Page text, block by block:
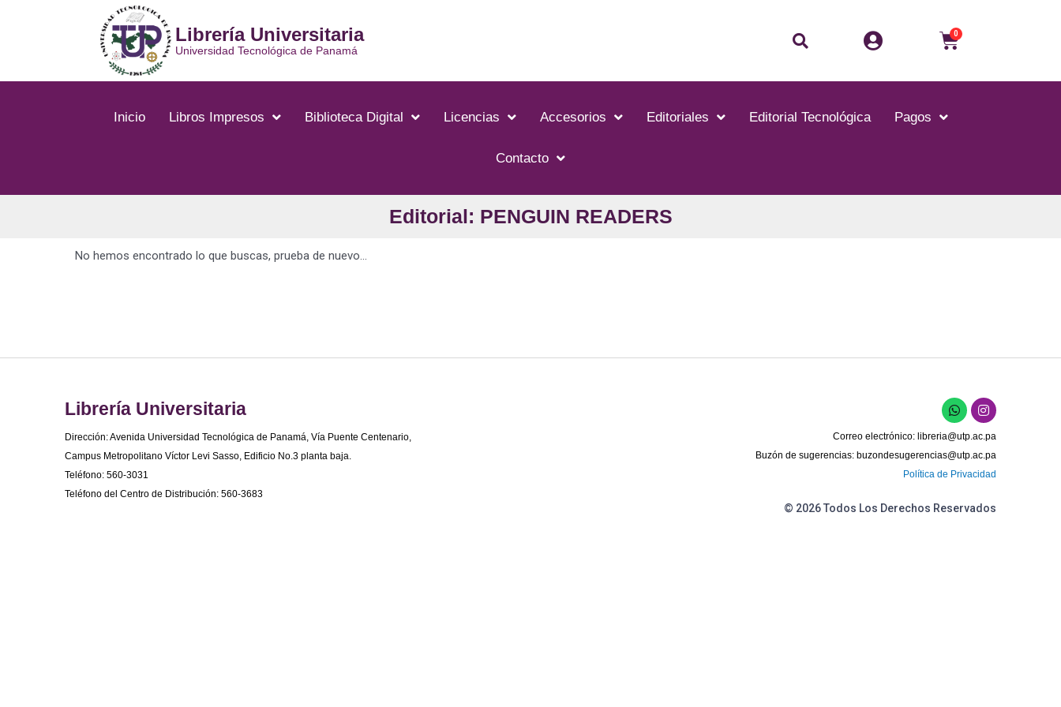
Librería Universitaria
Universidad Tecnológica de Panamá
0
Inicio Libros Impresos Biblioteca Digital Licencias Accesorios Editoriales Editorial Tecnológica Pagos
Contacto
Editorial: PENGUIN READERS
No hemos encontrado lo que buscas, prueba de nuevo...
Librería Universitaria
Dirección: Avenida Universidad Tecnológica de Panamá, Vía Puente Centenario,
Campus Metropolitano Víctor Levi Sasso, Edificio No.3 planta baja.
Teléfono: 560-3031
Teléfono del Centro de Distribución: 560-3683
Correo electrónico: libreria@utp.ac.pa
Buzón de sugerencias: buzondesugerencias@utp.ac.pa
Política de Privacidad
© 2026 Todos Los Derechos Reservados